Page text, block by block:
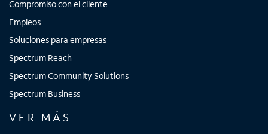
Compromiso con el cliente
Empleos
Soluciones para empresas
Spectrum Reach
Spectrum Community Solutions
Spectrum Business
VER MÁS